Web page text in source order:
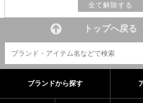
全て解除する
トップへ戻る
ブランドから探す